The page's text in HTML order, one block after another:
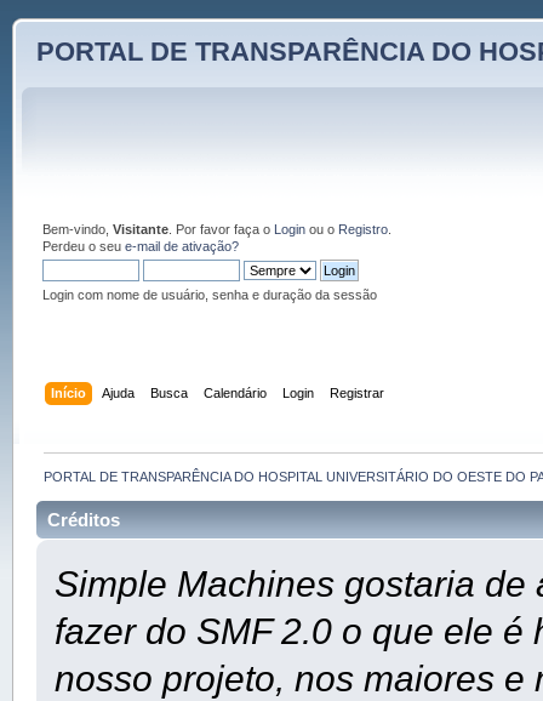
PORTAL DE TRANSPARÊNCIA DO
Bem-vindo, Visitante. Por favor faça o Loginou o Registro.
Perdeu o seu e-mail de ativação?
Login com nome de usuário, senha e duração da sessão
Início Ajuda Busca Calendário Login Registrar
PORTAL DE TRANSPARÊNCIA DO HOSPITAL UNIVERSITÁRIO DO OESTE DO
Créditos
Simple Machines gostaria
fazer do SMF 2.0 o que ele
nosso projeto, nos maiores